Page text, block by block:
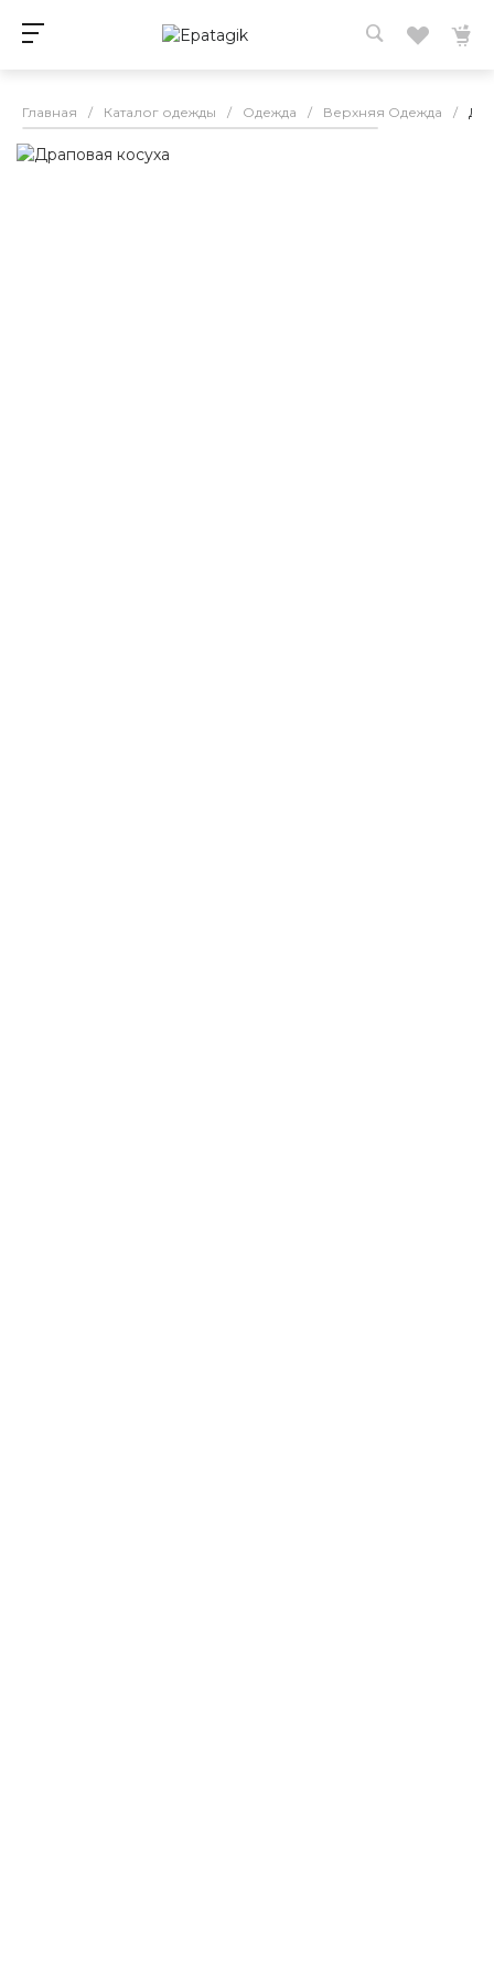
Главная / Каталог одежды / Одежда / Верхняя Одежда /